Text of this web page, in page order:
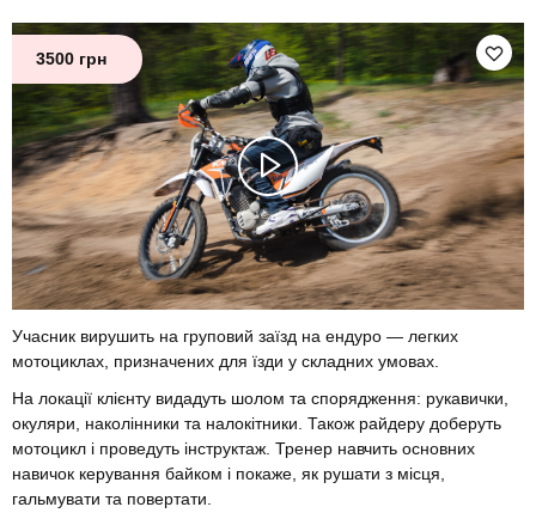
3500 грн
Учасник вирушить на груповий заїзд на ендуро — легких
мотоциклах, призначених для їзди у складних умовах.
На локації клієнту видадуть шолом та спорядження: рукавички,
окуляри, наколінники та налокітники. Також райдеру доберуть
мотоцикл і проведуть інструктаж. Тренер навчить основних
навичок керування байком і покаже, як рушати з місця,
гальмувати та повертати.